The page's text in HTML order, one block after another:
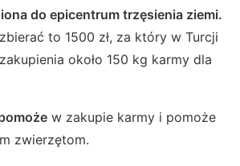
do epicentrum trzęsienia ziemi.
to 1500 zł, za który w Turcji
około 150 kg karmy dla
w zakupie karmy i pomoże
zwierzętom.